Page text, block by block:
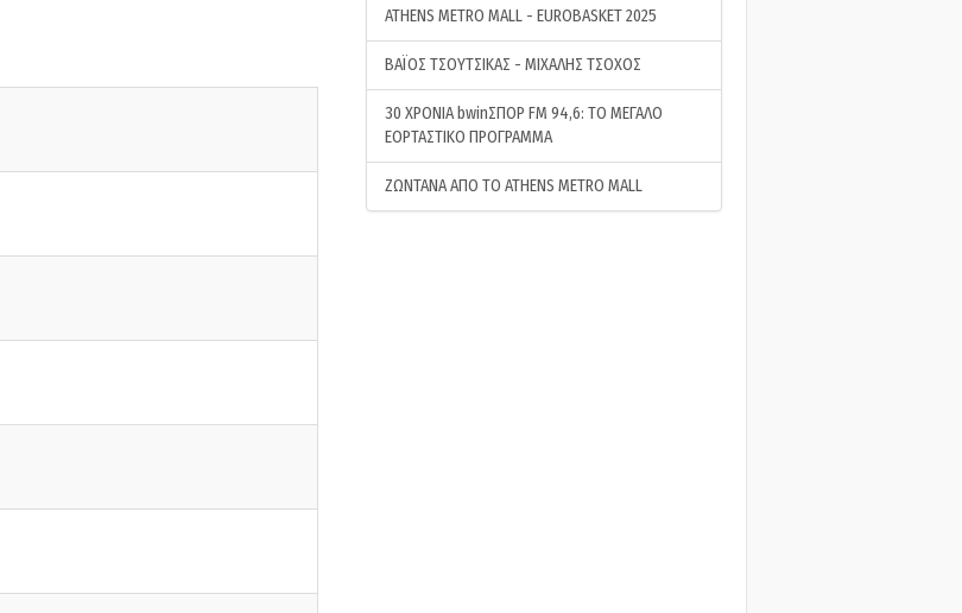
ATHENS METRO MALL - EUROBASKET 2025
ΒΑΪΟΣ ΤΣΟΥΤΣΙΚΑΣ - ΜΙΧΑΛΗΣ ΤΣΟΧΟΣ
30 ΧΡΟΝΙΑ bwinΣΠΟΡ FM 94,6: ΤΟ ΜΕΓΑΛΟ
ΕΟΡΤΑΣΤΙΚΟ ΠΡΟΓΡΑΜΜΑ
ΖΩΝΤΑΝΑ ΑΠΟ ΤΟ ATHENS METRO MALL